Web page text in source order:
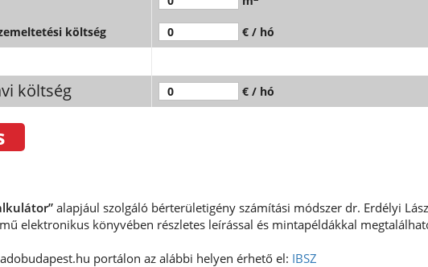
költség € / hó
költség € / hó
alapjául szolgáló bérterületigény számítási módszer dr. Erdélyi
elektronikus könyvében részletes leírással és mintapéldákkal
portálon az alábbi helyen érhető el: IBSZ